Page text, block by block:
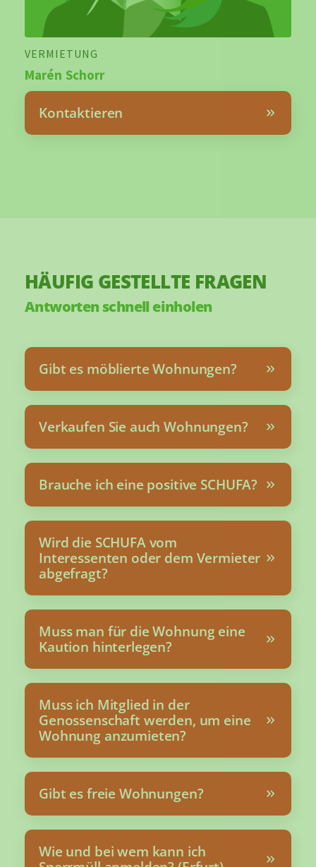
VERMIETUNG
Marén Schorr
Kontaktieren
HÄUFIG GESTELLTE FRAGEN
Antworten schnell einholen
Gibt es möblierte Wohnungen?
Verkaufen Sie auch Wohnungen?
Brauche ich eine positive SCHUFA?
Wird die SCHUFA vom
Interessenten oder dem Vermieter
abgefragt?
Muss man für die Wohnung eine
Kaution hinterlegen?
Muss ich Mitglied in der
Genossenschaft werden, um eine
Wohnung anzumieten?
Gibt es freie Wohnungen?
Wie und bei wem kann ich